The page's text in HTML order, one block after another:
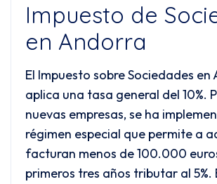
Impuesto de
en Andorra
El Impuesto sobre Sociedades en
aplica una tasa general del 10%.
nuevas empresas, se ha
régimen especial que permite a
facturan menos de 100.000
primeros tres años tributar al 5%.